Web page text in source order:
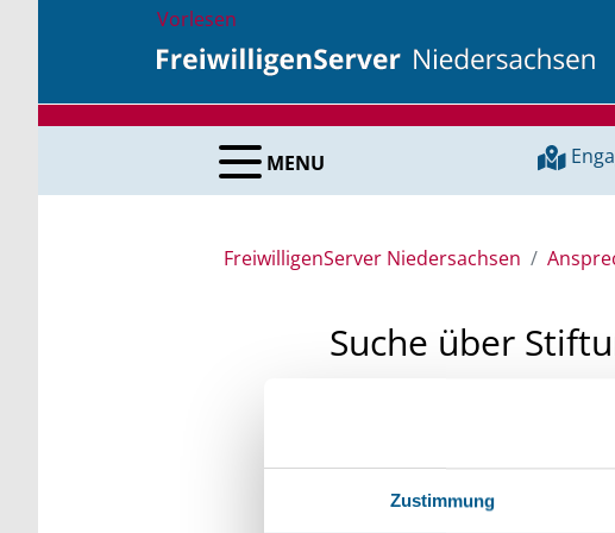
Zustimmung
Vorlesen
MENU
FreiwilligenServer Niedersachsen
Suche über
Sie suchen finanzielle
Kleinschreibung beachten.